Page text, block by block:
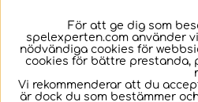
För att ge dig som
spelexperten.com använder
nödvändiga cookies för
cookies för bättre prestanda,
Vi rekommenderar att du
är dock du som bestämmer